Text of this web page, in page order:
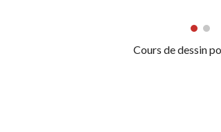
Cours de dessin